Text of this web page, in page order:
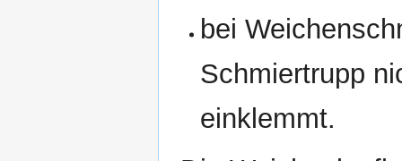
bei
Schmiertrupp
einklemmt.